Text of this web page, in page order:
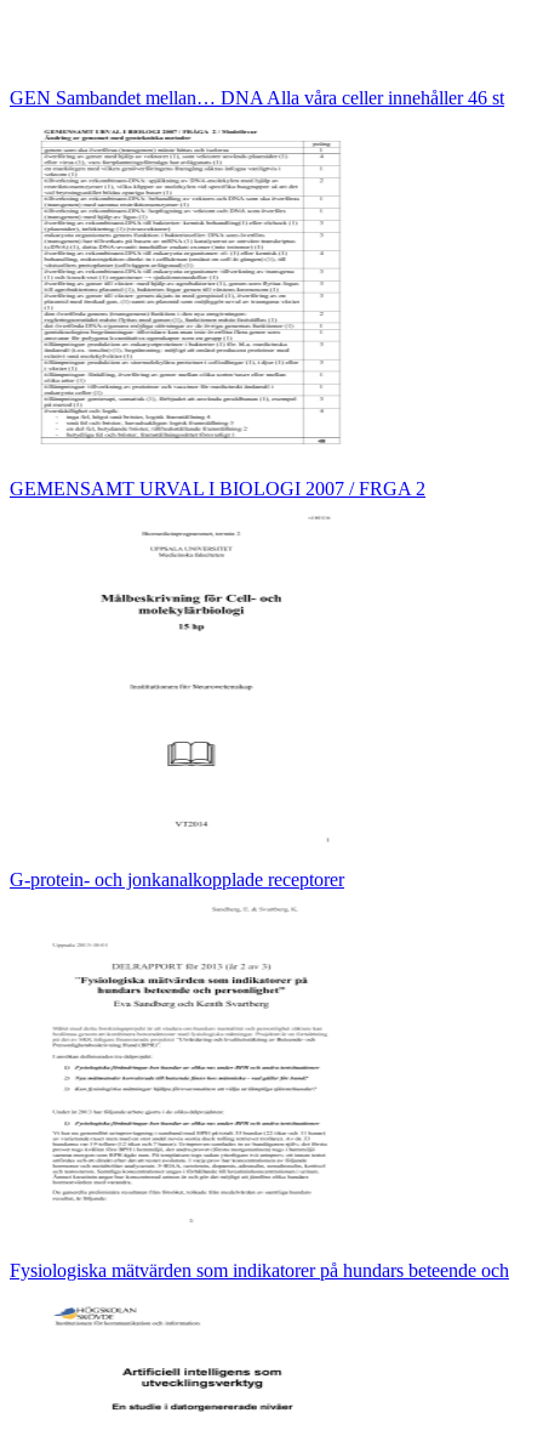
GEN Sambandet mellan… DNA Alla våra celler innehåller 46 st
GEMENSAMT URVAL I BIOLOGI 2007 / FRGA 2
G-protein- och jonkanalkopplade receptorer
Fysiologiska mätvärden som indikatorer på hundars beteende och